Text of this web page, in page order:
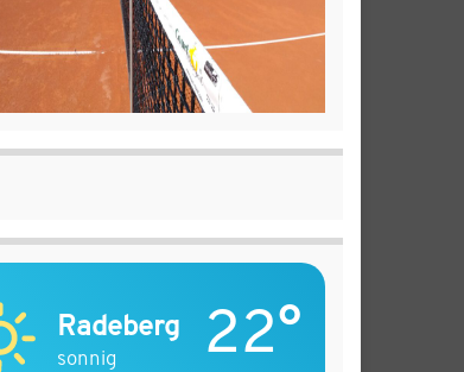
Radeberg
sonnig 22°